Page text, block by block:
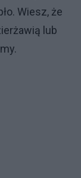
Wie­sz, że
lub